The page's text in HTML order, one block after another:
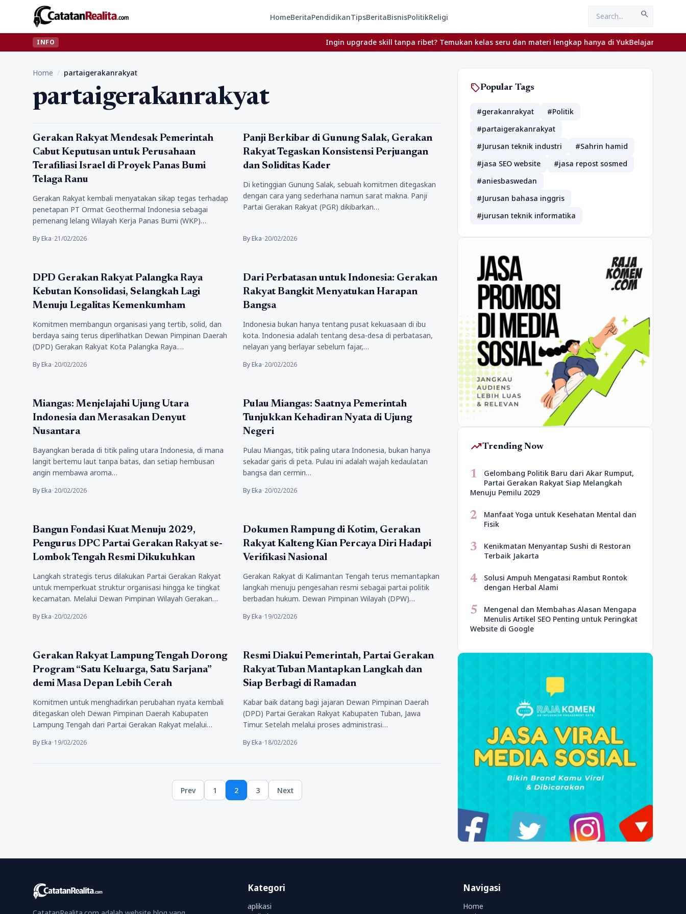
HomeBeritaPendidikanTipsBeritaBisnisPolitikReligi search
INFO Ingin upgrade skill tanpa ribet? Temukan kelas seru dan materi lengkap hanya di YukBelajar.com. Mulai
Home / partaigerakanrakyat
partaigerakanrakyat
Politik
Gerakan Rakyat Mendesak Pemerintah
Cabut Keputusan untuk Perusahaan
Terafiliasi Israel di Proyek Panas Bumi
Telaga Ranu
Gerakan Rakyat kembali menyatakan sikap tegas terhadap
penetapan PT Ormat Geothermal Indonesia sebagai
pemenang lelang Wilayah Kerja Panas Bumi (WKP)…
By Eka•21/02/2026
Politik
Panji Berkibar di Gunung Salak, Gerakan
Rakyat Tegaskan Konsistensi Perjuangan
dan Soliditas Kader
Di ketinggian Gunung Salak, sebuah komitmen ditegaskan
dengan cara yang sederhana namun sarat makna. Panji
Partai Gerakan Rakyat (PGR) dikibarkan…
By Eka•20/02/2026
Politik
DPD Gerakan Rakyat Palangka Raya
Kebutan Konsolidasi, Selangkah Lagi
Menuju Legalitas Kemenkumham
Komitmen membangun organisasi yang tertib, solid, dan
berdaya saing terus diperlihatkan Dewan Pimpinan Daerah
(DPD) Gerakan Rakyat Kota Palangka Raya.…
By Eka•20/02/2026
Politik
Dari Perbatasan untuk Indonesia: Gerakan
Rakyat Bangkit Menyatukan Harapan
Bangsa
Indonesia bukan hanya tentang pusat kekuasaan di ibu
kota. Indonesia adalah tentang desa-desa di perbatasan,
nelayan yang berlayar sebelum fajar,…
By Eka•20/02/2026
Politik
Miangas: Menjelajahi Ujung Utara
Indonesia dan Merasakan Denyut
Nusantara
Bayangkan berada di titik paling utara Indonesia, di mana
langit bertemu laut tanpa batas, dan setiap hembusan
angin membawa aroma…
By Eka•20/02/2026
Politik
Pulau Miangas: Saatnya Pemerintah
Tunjukkan Kehadiran Nyata di Ujung
Negeri
Pulau Miangas, titik paling utara Indonesia, bukan hanya
sekadar garis di peta. Pulau ini adalah wajah kedaulatan
bangsa dan cermin…
By Eka•20/02/2026
Pendidikan
Bangun Fondasi Kuat Menuju 2029,
Pengurus DPC Partai Gerakan Rakyat se-
Lombok Tengah Resmi Dikukuhkan
Langkah strategis terus dilakukan Partai Gerakan Rakyat
untuk memperkuat struktur organisasi hingga ke tingkat
kecamatan. Melalui Dewan Pimpinan Wilayah Gerakan…
By Eka•20/02/2026
Politik
Dokumen Rampung di Kotim, Gerakan
Rakyat Kalteng Kian Percaya Diri Hadapi
Verifikasi Nasional
Gerakan Rakyat di Kalimantan Tengah terus memantapkan
langkah menuju pengesahan resmi sebagai partai politik
berbadan hukum. Dewan Pimpinan Wilayah (DPW)…
By Eka•19/02/2026
Politik
Gerakan Rakyat Lampung Tengah Dorong
Program “Satu Keluarga, Satu Sarjana”
demi Masa Depan Lebih Cerah
Komitmen untuk menghadirkan perubahan nyata kembali
ditegaskan oleh Dewan Pimpinan Daerah Kabupaten
Lampung Tengah dari Partai Gerakan Rakyat melalui
By Eka•19/02/2026
Politik
Resmi Diakui Pemerintah, Partai Gerakan
Rakyat Tuban Mantapkan Langkah dan
Siap Berbagi di Ramadan
Kabar baik datang bagi jajaran Dewan Pimpinan Daerah
(DPD) Partai Gerakan Rakyat Kabupaten Tuban, Jawa
Timur. Setelah melalui proses administrasi…
By Eka•18/02/2026
Prev Page
1 Page
2 Page
3 Next
sellPopular Tags
#gerakanrakyat
#Politik
#partaigerakanrakyat
#Jurusan teknik industri
#Sahrin hamid
#jasa SEO website
#jasa repost sosmed
#aniesbaswedan
#Jurusan bahasa inggris
#jurusan teknik informatika
trending_upTrending Now
1
Gelombang Politik Baru dari Akar Rumput,
Partai Gerakan Rakyat Siap Melangkah
Menuju Pemilu 2029
2
Manfaat Yoga untuk Kesehatan Mental dan
Fisik
3
Kenikmatan Menyantap Sushi di Restoran
Terbaik Jakarta
4
Solusi Ampuh Mengatasi Rambut Rontok
dengan Herbal Alami
5
Mengenal dan Membahas Alasan Mengapa
Menulis Artikel SEO Penting untuk Peringkat
Website di Google
Kategori
aplikasi
Navigasi
Home